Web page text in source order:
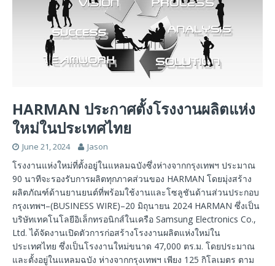
HARMAN ประกาศตั้งโรงงานผลิตแห่ง
ใหม่ในประเทศไทย
June 21, 2024 Jason
โรงงานแห่งใหม่ที่ตั้งอยู่ในแหลมฉบังซึ่งห่างจากกรุงเทพฯ ประมาณ
90 นาทีจะรองรับการผลิตทุกภาคส่วนของ HARMAN โดยมุ่งสร้าง
ผลิตภัณฑ์ด้านยานยนต์ที่พร้อมใช้งานและโซลูชันด้านส่วนประกอบ
กรุงเทพฯ–(BUSINESS WIRE)–20 มิถุนายน 2024 HARMAN ซึ่งเป็น
บริษัทเทคโนโลยีอิเล็กทรอนิกส์ในเครือ Samsung Electronics Co.,
Ltd. ได้จัดงานเปิดตัวการก่อสร้างโรงงานผลิตแห่งใหม่ใน
ประเทศไทย ซึ่งเป็นโรงงานใหม่ขนาด 47,000 ตร.ม. โดยประมาณ
และตั้งอยู่ในแหลมฉบัง ห่างจากกรุงเทพฯ เพียง 125 กิโลเมตร ตาม